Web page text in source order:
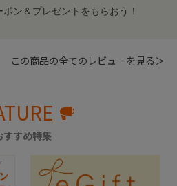
ン＆プレゼントをもらおう！
この商品の全てのレビューを見る＞
すすめ特集